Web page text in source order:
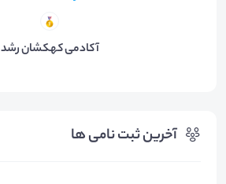
آخرین ثبت نامی ها
آکادمی کهکشان رشد